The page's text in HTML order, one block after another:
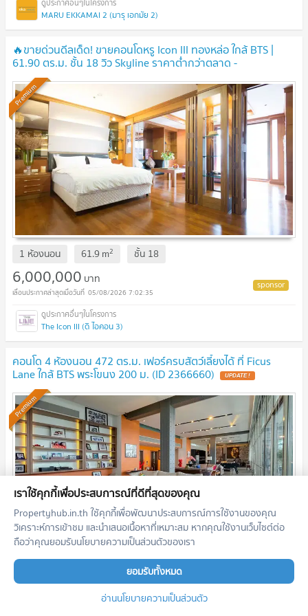
MARU EKKAMAI 2 (มารุ เอกมัย 2)
🔥ขายด่วนดีลเด็ด! ขายคอนโดหรู Icon III ทองหล่อ ใกล้ BTS |
61.90 ตร.ม. ชั้น 18 วิว Skyline ราคาต่ำกว่าตลาด -
[U1986095]
Premium
1 ห้องนอน 61.9 m2 ชั้น 18
6,000,000 บาท
05/08/2026 7:02:35
The Icon III (ดิ ไอคอน 3)
คอนโด 4 ห้องนอน 472 ตร.ม. เฟอร์ครบสัตว์เลี้ยงได้ ที่ Ficus
Lane ใกล้ BTS พระโขนง 200 ม. (ID 2366660) UPDATE !
Premium
2 ชั้น7
99,000,000 บาท
10/07/2026 13:59:14
เราใช้คุกกี้เพื่อประสบการณ์ที่ดีที่สุดของคุณ
Propertyhub.in.th ใช้คุกกี้เพื่อพัฒนาประสบการณ์การใช้งานของคุณ
วิเคราะห์การเข้าชม และนำเสนอเนื้อหาที่เหมาะสม หากคุณใช้งานเว็บไซต์ต่อ
ถือว่าคุณยอมรับนโยบายความเป็นส่วนตัวของเรา
ยอมรับทั้งหมด
อ่านนโยบายความเป็นส่วนตัว